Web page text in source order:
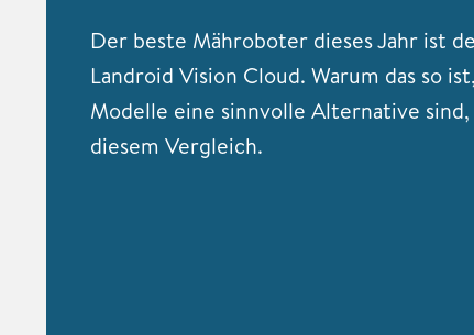
Der beste Mähroboter dieses Jahr ist
Landroid Vision Cloud. Warum das so
Modelle eine sinnvolle Alternative
diesem Vergleich.